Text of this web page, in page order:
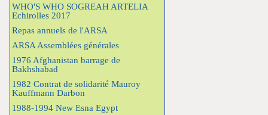
WHO'S WHO SOGREAH ARTELIA
Echirolles 2017
Repas annuels de l'ARSA
ARSA Assemblées générales
1976 Afghanistan barrage de
Bakhshabad
1982 Contrat de solidarité Mauroy
Kauffmann Darbon
1988-1994 New Esna Egypt